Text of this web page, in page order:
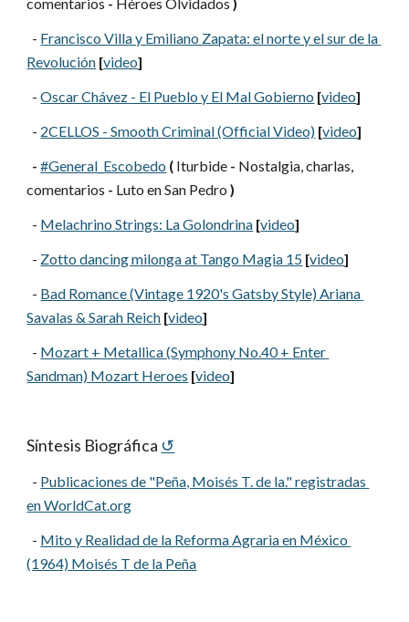
  -
Francisco Villa y Emiliano Zapata: el norte y el sur de la
Revolución [video]
  -
Oscar Chávez - El Pueblo y El Mal Gobierno [video]
  -
2CELLOS - Smooth Criminal (Official Video) [video]
- #General_Escobedo ( Iturbide - Nostalgia, charlas,
comentarios - Luto en San Pedro )
  -
Melachrino Strings: La Golondrina [video]
  -
Zotto dancing milonga at Tango Magia 15 [video]
  -
Bad Romance (Vintage 1920's Gatsby Style) Ariana
Savalas & Sarah Reich [video]
  -
Mozart + Metallica (Symphony No.40 + Enter
Sandman) Mozart Heroes [video]
Síntesis Biográfica ↺
  -
Publicaciones de "Peña, Moisés T. de la." registradas
en WorldCat.org
  -
Mito y Realidad de la Reforma Agraria en México
(1964) Moisés T de la Peña